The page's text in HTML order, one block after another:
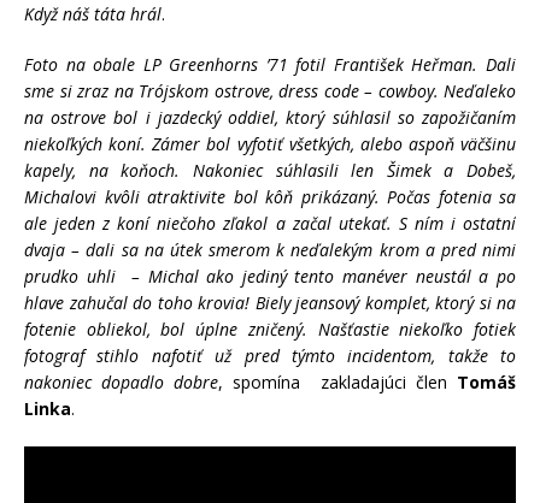
Když náš táta hrál.
Foto na obale LP Greenhorns ’71 fotil František Heřman. Dali
sme si zraz na Trójskom ostrove, dress code – cowboy. Neďaleko
na ostrove bol i jazdecký oddiel, ktorý súhlasil so zapožičaním
niekoľkých koní. Zámer bol vyfotiť všetkých, alebo aspoň väčšinu
kapely, na koňoch. Nakoniec súhlasili len Šimek a Dobeš,
Michalovi kvôli atraktivite bol kôň prikázaný. Počas fotenia sa
ale jeden z koní niečoho zľakol a začal utekať. S ním i ostatní
dvaja – dali sa na útek smerom k neďalekým krom a pred nimi
prudko uhli – Michal ako jediný tento manéver neustál a po
hlave zahučal do toho krovia! Biely jeansový komplet, ktorý si na
fotenie obliekol, bol úplne zničený. Našťastie niekoľko fotiek
fotograf stihlo nafotiť už pred týmto incidentom, takže to
nakoniec dopadlo dobre, spomína zakladajúci člen Tomáš
Linka.